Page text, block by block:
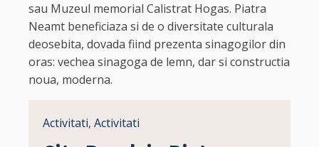
sau Muzeul memorial Calistrat Hogas. Piatra
Neamt beneficiaza si de o diversitate culturala
deosebita, dovada fiind prezenta sinagogilor din
oras: vechea sinagoga de lemn, dar si constructia
noua, moderna.
Activitati, Activitati